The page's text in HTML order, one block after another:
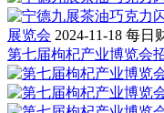
展览会 2024-11-18 每日
第七届枸杞产业博览会